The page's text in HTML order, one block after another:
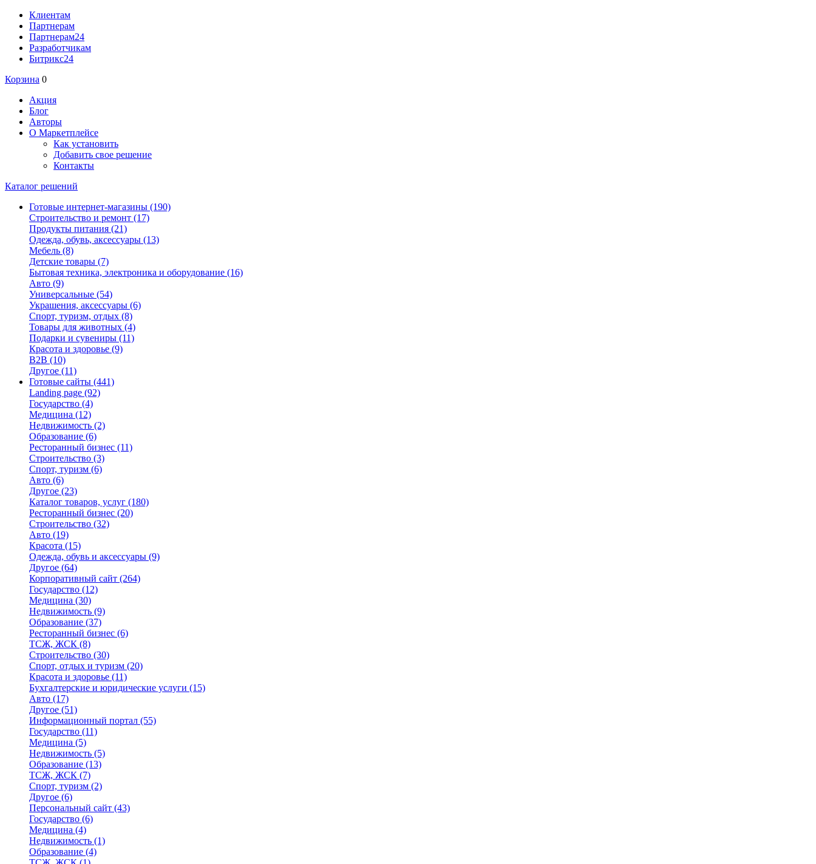
Клиентам
Партнерам
Партнерам24
Разработчикам
Битрикс24
Корзина 0
Акция
Блог
Авторы
О Маркетплейсе
Как установить
Добавить свое решение
Контакты
Каталог решений
Готовые интернет-магазины (190)
Строительство и ремонт (17)
Продукты питания (21)
Одежда, обувь, аксессуары (13)
Мебель (8)
Детские товары (7)
Бытовая техника, электроника и оборудование (16)
Авто (9)
Универсальные (54)
Украшения, аксессуары (6)
Спорт, туризм, отдых (8)
Товары для животных (4)
Подарки и сувениры (11)
Красота и здоровье (9)
B2B (10)
Другое (11)
Готовые сайты (441)
Landing page (92)
Государство (4)
Медицина (12)
Недвижимость (2)
Образование (6)
Ресторанный бизнес (11)
Строительство (3)
Спорт, туризм (6)
Авто (6)
Другое (23)
Каталог товаров, услуг (180)
Ресторанный бизнес (20)
Строительство (32)
Авто (19)
Красота (15)
Одежда, обувь и аксессуары (9)
Другое (64)
Корпоративный сайт (264)
Государство (12)
Медицина (30)
Недвижимость (9)
Образование (37)
Ресторанный бизнес (6)
ТСЖ, ЖСК (8)
Строительство (30)
Спорт, отдых и туризм (20)
Красота и здоровье (11)
Бухгалтерские и юридические услуги (15)
Авто (17)
Другое (51)
Информационный портал (55)
Государство (11)
Медицина (5)
Недвижимость (5)
Образование (13)
ТСЖ, ЖСК (7)
Спорт, туризм (2)
Другое (6)
Персональный сайт (43)
Государство (6)
Медицина (4)
Недвижимость (1)
Образование (4)